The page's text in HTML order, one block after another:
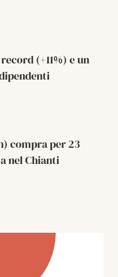
(+11%) e un
compra per 23
nel Chianti